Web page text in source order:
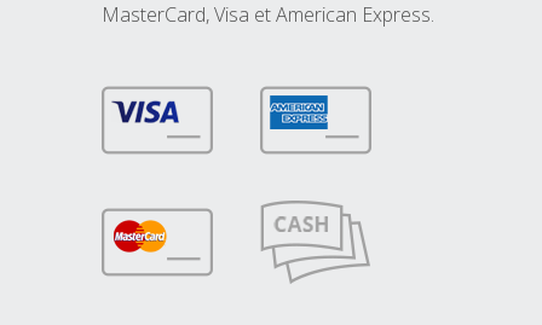
MasterCard, Visa et American Express.